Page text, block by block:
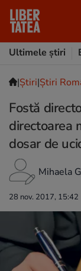
Ultimele știri
|Ştiri|Știri
Fostă
directoarea
dosar de
Mihaela
28 nov. 2017, 15:42